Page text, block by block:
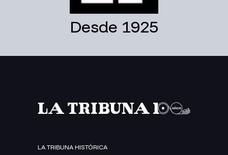
Desde 1925
LA TRIBUNA HISTÓRICA